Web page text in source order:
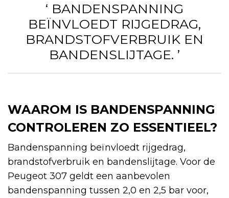
‘ BANDENSPANNING
BEÏNVLOEDT RIJGEDRAG,
BRANDSTOFVERBRUIK EN
BANDENSLIJTAGE. ’
WAAROM IS BANDENSPANNING
CONTROLEREN ZO ESSENTIEEL?
Bandenspanning beïnvloedt rijgedrag,
brandstofverbruik en bandenslijtage. Voor de
Peugeot 307 geldt een aanbevolen
bandenspanning tussen 2,0 en 2,5 bar voor,